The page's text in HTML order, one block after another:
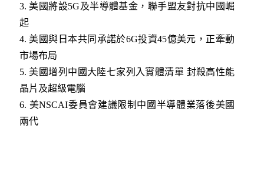
3.美國將設5G及半導體基金，聯手盟友對抗中國崛
起
4.美國與日本共同承諾於6G投資45億美元，正牽動
市場布局
5.美國增列中國大陸七家列入實體清單 封殺高性能
晶片及超級電腦
6. 美NSCAI委員會建議限制中國半導體業落後美國
兩代